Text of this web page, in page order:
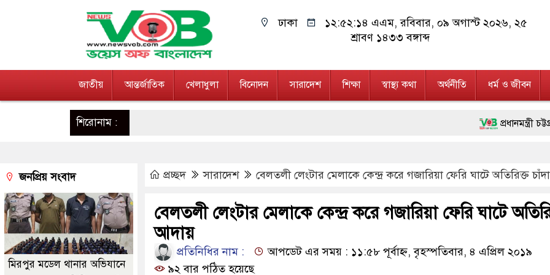
ঢাকা ১২:৫২:১৪ এএম, রবিবার, ০৯ অগাস্ট ২০২৬, ২৫
শ্রাবণ ১৪৩৩ বঙ্গাব্দ
জাতীয় আন্তর্জাতিক খেলাধুলা বিনোদন সারাদেশ শিক্ষা স্বাস্থ্য কথা অর্থনীতি ধর্ম ও জীবন
শিরোনাম : প্রধানমন্ত্রী চট্টগ্রাম ও
ফ্যাসিবাদবিরোধী আন্দোলনে
মাননীয় প্রধানমন্ত্রী,
জনগণ পরিবর্তন চেয়েছে
২৮ লাখ টাকার জাল
প্রচ্ছদ সারাদেশ বেলতলী লেংটার মেলাকে কেন্দ্র করে গজারিয়া ফেরি ঘাটে অতিরিক্ত
বেলতলী লেংটার মেলাকে কেন্দ্র করে গজারিয়া ফেরি ঘাটে
আদায়
প্রতিনিধির নাম :
আপডেট এর সময় : ১১:৫৮ পূর্বাহ্ন, বৃহস্পতিবার, ৪ এপ্রিল ২০১৯
৯২ বার পঠিত হয়েছে
জনপ্রিয় সংবাদ
মিরপুর মডেল থানার অভিযানে